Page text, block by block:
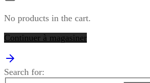
No products in the cart.
Continuer à magasiner
Search for: